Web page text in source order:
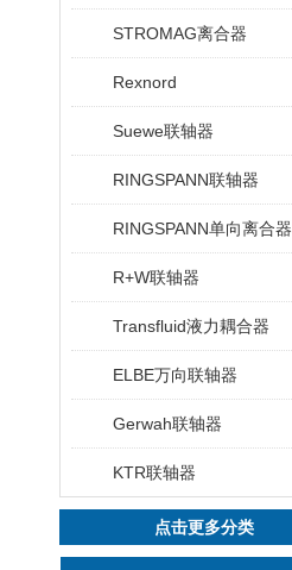
STROMAG离合器
Rexnord
Suewe联轴器
RINGSPANN联轴器
RINGSPANN单向离合器
R+W联轴器
Transfluid液力耦合器
ELBE万向联轴器
Gerwah联轴器
KTR联轴器
点击更多分类